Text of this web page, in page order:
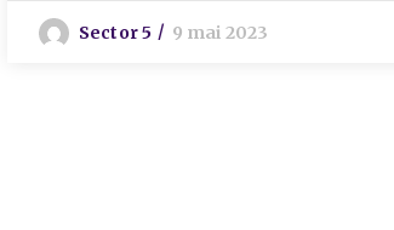
Sector 5 9 mai 2023